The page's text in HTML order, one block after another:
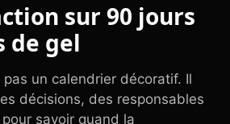
sur 90 jours
de gel
pas un calendrier décoratif. Il
décisions, des responsables
savoir quand la